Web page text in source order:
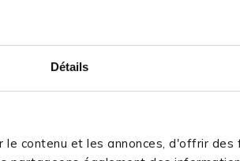
Détails
contenu et les annonces, d'offrir
242454-1